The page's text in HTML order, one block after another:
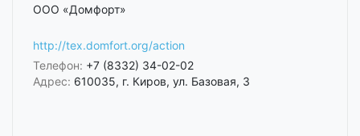
ООО «Домфорт»
http://tex.domfort.org/action
Телефон: +7 (8332) 34-02-02
Адрес: 610035, г. Киров, ул. Базовая, 3